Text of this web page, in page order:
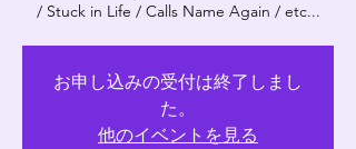
/ Stuck in Life / Calls Name Again / etc...
お申し込みの受付は終了しまし
た。
他のイベントを見る